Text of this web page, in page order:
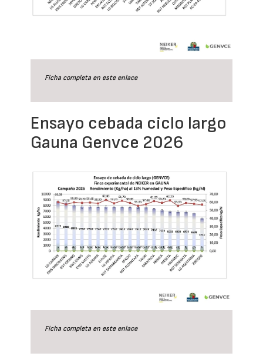
Ficha completa en este enlace
Ensayo cebada ciclo largo
Gauna Genvce 2026
Ficha completa en este enlace